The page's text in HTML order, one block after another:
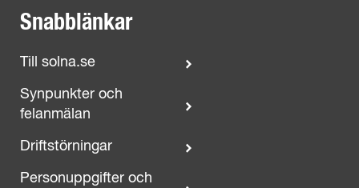
Snabblänkar
Till solna.se
Synpunkter och
felanmälan
Driftstörningar
Personuppgifter och